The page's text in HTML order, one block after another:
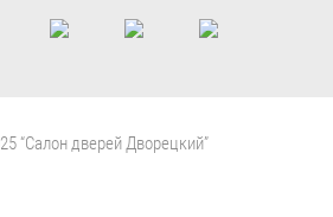
“Салон дверей Дворецкий”